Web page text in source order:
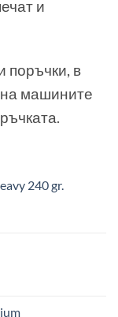
и
поръчки, в
на машините
240 gr.